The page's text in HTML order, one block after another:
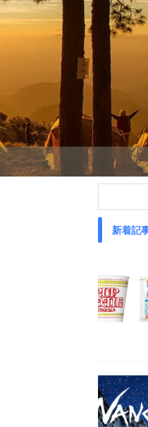
新着記